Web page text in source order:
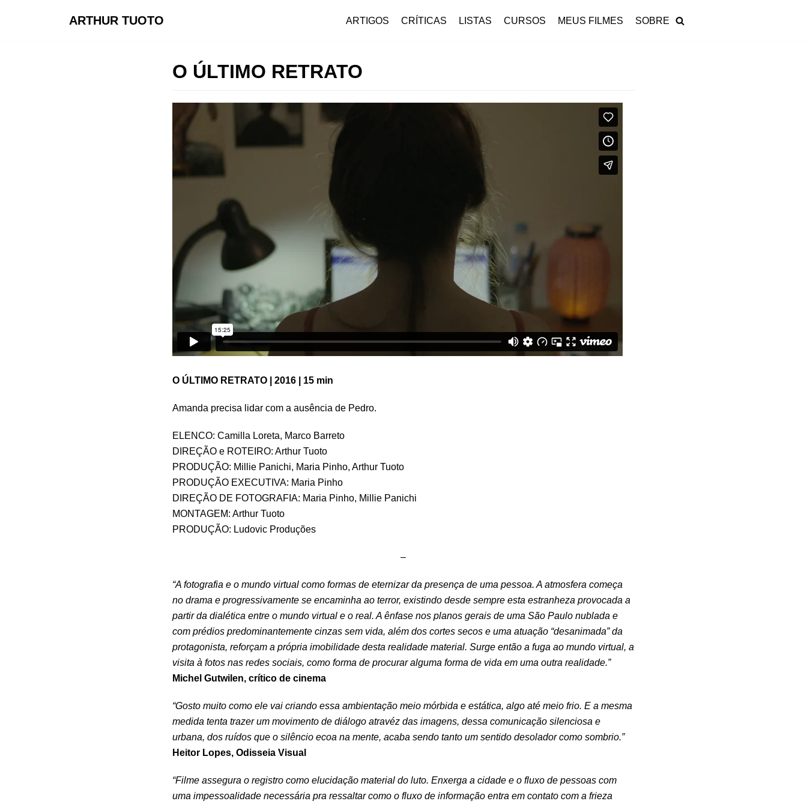
ARTHUR TUOTO ARTIGOS CRÍTICAS LISTAS CURSOS MEUS FILMES SOBRE
O ÚLTIMO RETRATO
O ÚLTIMO RETRATO | 2016 | 15 min
Amanda precisa lidar com a ausência de Pedro.
ELENCO: Camilla Loreta, Marco Barreto
DIREÇÃO e ROTEIRO: Arthur Tuoto
PRODUÇÃO: Millie Panichi, Maria Pinho, Arthur Tuoto
PRODUÇÃO EXECUTIVA: Maria Pinho
DIREÇÃO DE FOTOGRAFIA: Maria Pinho, Millie Panichi
MONTAGEM: Arthur Tuoto
PRODUÇÃO: Ludovic Produções
–
“A fotografia e o mundo virtual como formas de eternizar da presença de uma pessoa. A atmosfera começa
no drama e progressivamente se encaminha ao terror, existindo desde sempre esta estranheza provocada a
partir da dialética entre o mundo virtual e o real. A ênfase nos planos gerais de uma São Paulo nublada e
com prédios predominantemente cinzas sem vida, além dos cortes secos e uma atuação “desanimada” da
protagonista, reforçam a própria imobilidade desta realidade material. Surge então a fuga ao mundo virtual, a
visita à fotos nas redes sociais, como forma de procurar alguma forma de vida em uma outra realidade.”
Michel Gutwilen, crítico de cinema
“Gosto muito como ele vai criando essa ambientação meio mórbida e estática, algo até meio frio. E a mesma
medida tenta trazer um movimento de diálogo atravéz das imagens, dessa comunicação silenciosa e
urbana, dos ruídos que o silêncio ecoa na mente, acaba sendo tanto um sentido desolador como sombrio.”
Heitor Lopes, Odisseia Visual
“Filme assegura o registro como elucidação material do luto. Enxerga a cidade e o fluxo de pessoas com
uma impessoalidade necessária pra ressaltar como o fluxo de informação entra em contato com a frieza